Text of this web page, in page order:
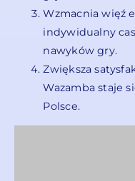
Wzmacnia więź
indywidualny
nawyków gry.
Zwiększa
Wazamba staje
Polsce.